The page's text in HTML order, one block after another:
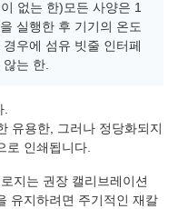
없는 한)모든 사양은 1
실행한 후 기기의 온도
우에 섬유 빗줄 인터페
는 한.
유용한, 그러나 정당화되지
로 인쇄됩니다.
지는 권장 캘리브레이션
유지하려면 주기적인 재칼